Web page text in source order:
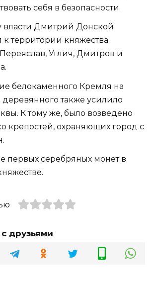
себя в безопасности.
власти Дмитрий Донской
территории княжества
Углич, Дмитров и
белокаменного Кремля на
деревянного также усилило
К тому же, было возведено
крепостей, охраняющих город с
первых серебряных монет в
друзьями